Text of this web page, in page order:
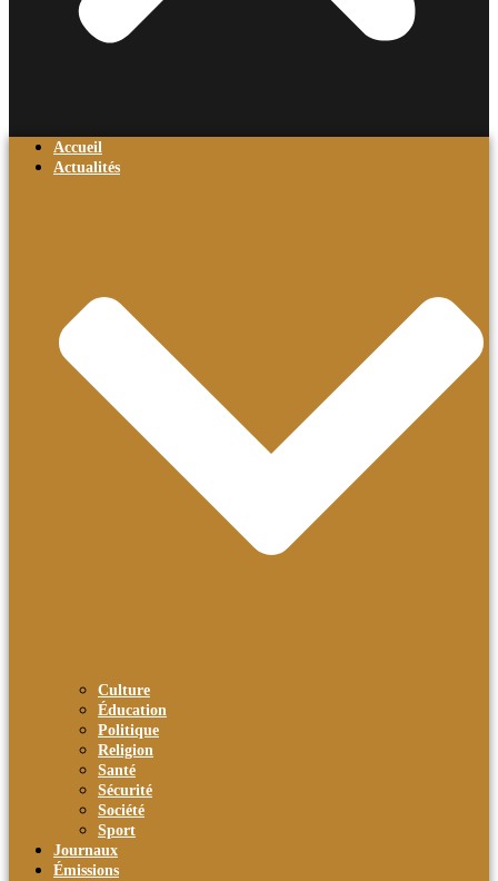
Accueil
Actualités
Culture
Éducation
Politique
Religion
Santé
Sécurité
Société
Sport
Journaux
Émissions